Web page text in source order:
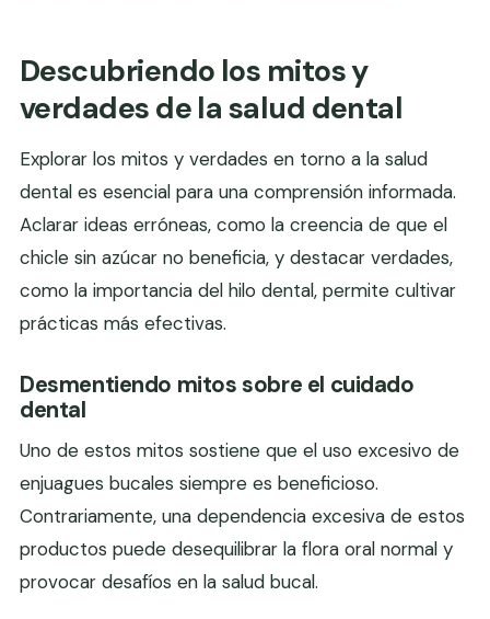
Descubriendo los mitos y
verdades de la salud dental
Explorar los mitos y verdades en torno a la salud
dental es esencial para una comprensión informada.
Aclarar ideas erróneas, como la creencia de que el
chicle sin azúcar no beneficia, y destacar verdades,
como la importancia del hilo dental, permite cultivar
prácticas más efectivas.
Desmentiendo mitos sobre el cuidado
dental
Uno de estos mitos sostiene que el uso excesivo de
enjuagues bucales siempre es beneficioso.
Contrariamente, una dependencia excesiva de estos
productos puede desequilibrar la flora oral normal y
provocar desafíos en la salud bucal.